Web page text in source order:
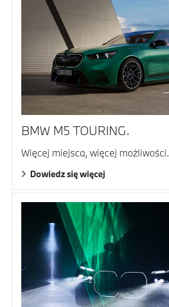
BMW M5 TOURING.
Więcej miejsca, więcej możliwości.
Dowiedz się więcej